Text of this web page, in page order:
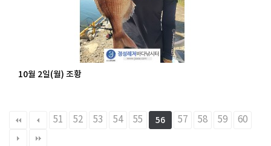
10월 2일(월) 조황
51 52 53 54 55 56 57 58 59 60